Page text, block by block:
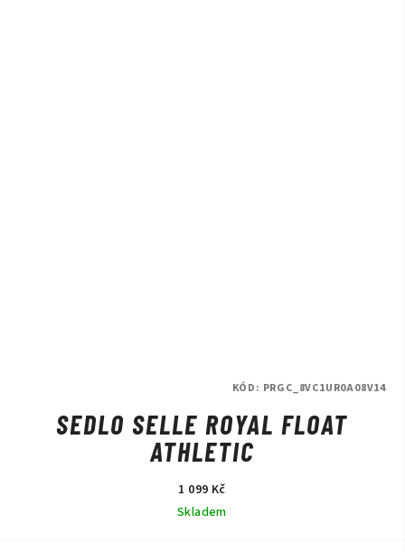
SEDLO SELLE ROYAL FLOAT
ATHLETIC
1 099 Kč
Skladem
KÓD: PRGC_8VC1UR0A08V14